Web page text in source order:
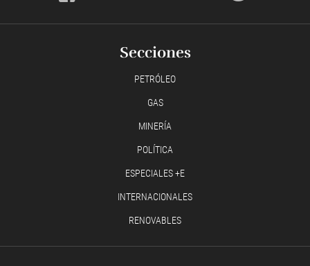
Secciones
PETRÓLEO
GAS
MINERÍA
POLÍTICA
ESPECIALES +E
INTERNACIONALES
RENOVABLES